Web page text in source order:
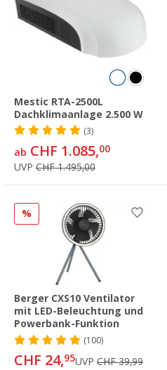
Mestic RTA-2500L
Dachklimaanlage 2.500 W
(3)
ab CHF 1.085,00
UVP CHF 1.495,00
%
Berger CXS10 Ventilator
mit LED-Beleuchtung und
Powerbank-Funktion
(100)
CHF 24,95UVP CHF 39,99